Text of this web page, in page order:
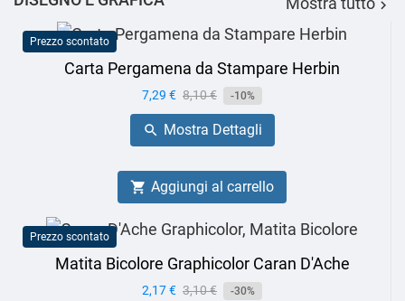

Prezzo scontato
Carta Pergamena da Stampare Herbin
Prezzo
7,29 € Prezzo
base
8,10 € -10%
 Mostra Dettagli
 Aggiungi al carrello
Prezzo scontato
Matita Bicolore Graphicolor Caran D'Ache
Prezzo
2,17 € Prezzo
3,10 € -30%